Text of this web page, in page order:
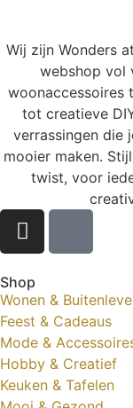
Wij zijn Wonders
webshop vol
woonaccessoires
tot creatieve
verrassingen die
mooier maken.
twist, voor
Shop
Wonen &
Feest & Cadeaus
Mode &
Hobby & Creatief
Keuken & Tafelen